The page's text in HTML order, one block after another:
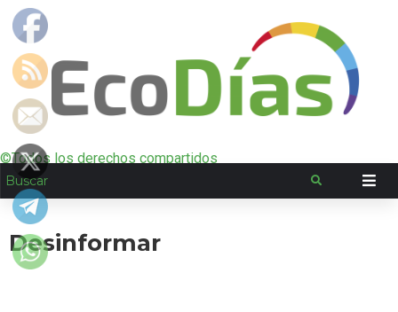
©Todos los derechos compartidos
Desinformar